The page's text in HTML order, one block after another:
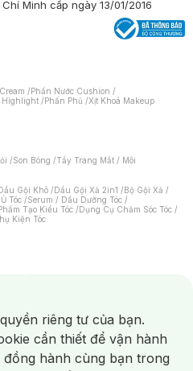
Minh cấp ngày 13/01/2016
/Phấn Nước Cushion /
Highlight /Phấn Phủ /Xịt Khoá Makeup
/Son Bóng /Tẩy Trang Mắt / Môi
Gội Khô /Dầu Gội Xả 2in1 /Bộ Gội Xả /
Tóc /Serum / Dầu Dưỡng Tóc /
Tạo Kiểu Tóc /Dụng Cụ Chăm Sóc Tóc /
Kiện Tóc
/Mặt Nạ Xông Hơi /Nước Rửa Tay/
Răng /Bàn Chải Điện/
Tăm Nước/ Nước Súc Miệng/
Dịch Vệ Sinh/Dưỡng Vùng Kín/
/Tampon/Bọt Cạo Râu /Dao Cạo Râu/
riêng tư của bạn.
cần thiết để vận hành
hành cùng bạn trong